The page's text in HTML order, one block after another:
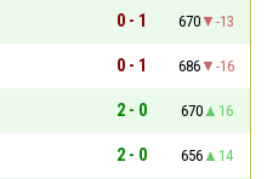
0 - 1 670
-13
0 - 1 686
-16
2 - 0 670
16
2 - 0 656
14